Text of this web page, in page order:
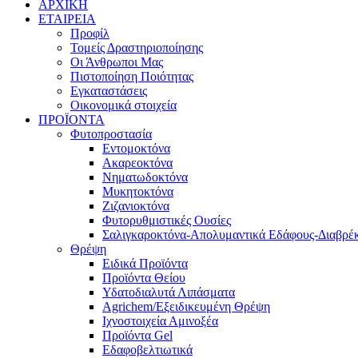
ΑΡΧΙΚΗ
ΕΤΑΙΡΕΙΑ
Προφίλ
Τομείς Δραστηριοποίησης
Οι Άνθρωποι Μας
Πιστοποίηση Ποιότητας
Εγκαταστάσεις
Οικονομικά στοιχεία
ΠΡΟΪΟΝΤΑ
Φυτοπροστασία
Εντομοκτόνα
Ακαρεοκτόνα
Νηματωδοκτόνα
Μυκητοκτόνα
Ζιζανιοκτόνα
Φυτορυθμιστικές Ουσίες
Σαλιγκαροκτόνα-Απολυμαντικά Εδάφους-
Θρέψη
Ειδικά Προϊόντα
Προϊόντα Θείου
Υδατοδιαλυτά Λιπάσματα
Agrichem/Εξειδικευμένη Θρέψη
Ιχνοστοιχεία Αμινοξέα
Προϊόντα Gel
Εδαφοβελτιωτικά